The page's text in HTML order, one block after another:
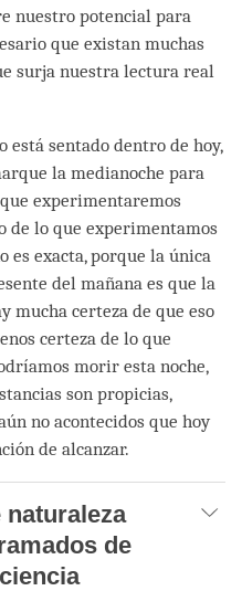
nuestro potencial para
que existan muchas
surja nuestra lectura real
está sentado dentro de hoy,
la medianoche para
experimentaremos
de lo que experimentamos
es exacta, porque la única
del mañana es que la
mucha certeza de que eso
certeza de lo que
morir esta noche,
son propicias,
no acontecidos que hoy
de alcanzar.
de